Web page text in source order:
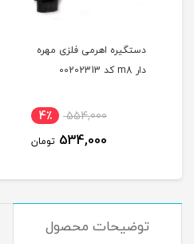
دستگیره اهرمی فلزی مهره
دار m8 کد 00202313
554,000 4٪
534,000 تومان
توضیحات محصول